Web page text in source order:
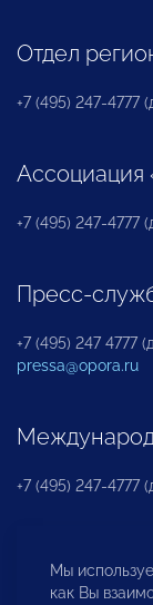
Отдел
+7 (495) 247-4777
+7 (495) 247-4777
Пресс-
+7 (495) 247 4777
pressa@opora.ru
+7 (495) 247-4777
Бюро по
инвесторов
Мы
как Вы